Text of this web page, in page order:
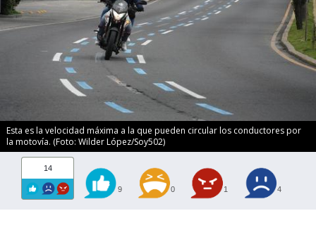
Esta es la velocidad máxima a la que pueden circular los conductores por
la motovía. (Foto: Wilder López/Soy502)
14
9 0 1 4